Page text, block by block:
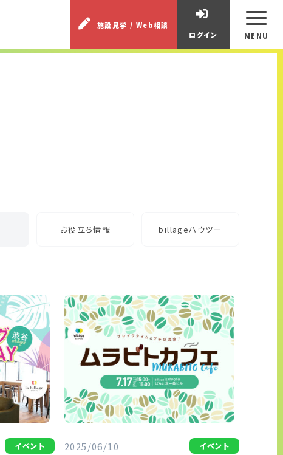
施設見学 / Web相談
ログイン
MENU
お役立ち情報 billageハウツー
イベント 2025/06/10 イベント